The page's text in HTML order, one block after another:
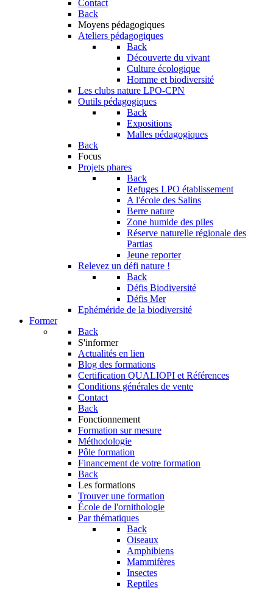
Contact
Back
Moyens pédagogiques
Ateliers pédagogiques
Back
Découverte du vivant
Culture écologique
Homme et biodiversité
Les clubs nature LPO-CPN
Outils pédagogiques
Back
Expositions
Malles pédagogiques
Back
Focus
Projets phares
Back
Refuges LPO établissement
A l'école des Salins
Berre nature
Zone humide des piles
Réserve naturelle régionale des
Partias
Jeune reporter
Relevez un défi nature !
Back
Défis Biodiversité
Défis Mer
Ephéméride de la biodiversité
Former
Back
S'informer
Actualités en lien
Blog des formations
Certification QUALIOPI et Références
Conditions générales de vente
Contact
Back
Fonctionnement
Formation sur mesure
Méthodologie
Pôle formation
Financement de votre formation
Back
Les formations
Trouver une formation
École de l'ornithologie
Par thématiques
Back
Oiseaux
Amphibiens
Mammifères
Insectes
Reptiles